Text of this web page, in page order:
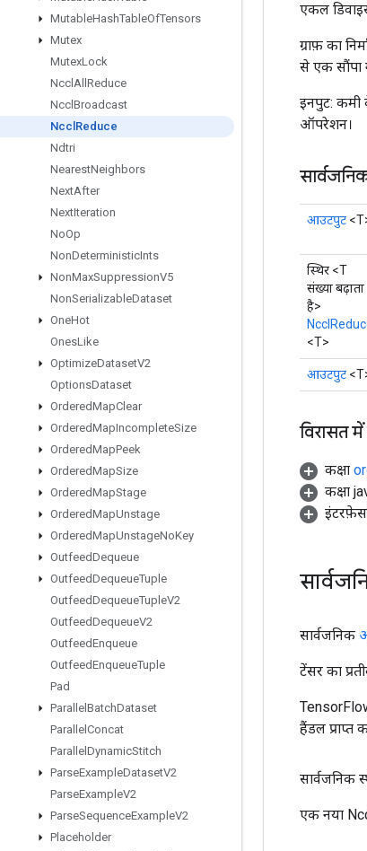
MutableHashTableOfTensors
Mutex
MutexLock
Nccl All Reduce
Nccl Broadcast
Nccl Reduce
Ndtri
NearestNeighbors
NextAfter
NextIteration
NoOp
NonDeterministicInts
NonMaxSuppressionV5
NonSerializableDataset
OneHot
OnesLike
OptimizeDatasetV2
OptionsDataset
OrderedMapClear
OrderedMapIncompleteSize
OrderedMapPeek
OrderedMapSize
OrderedMapStage
OrderedMapUnstage
OrderedMapUnstageNoKey
OutfeedDequeue
OutfeedDequeueTuple
OutfeedDequeueTupleV2
OutfeedDequeueV2
OutfeedEnqueue
OutfeedEnqueueTuple
Pad
Parallel BatchDataset
Parallel Concat
Parallel DynamicStitch
ParseExampleDatasetV2
ParseExampleV2
ParseSequenceExampleV2
Placeholder
एकल
ग्राफ़ का
से एक सौंपा
इनपुट: कमी
ऑपरेशन।
आउटपुट
स्थिर <T
संख्या बढ़ाता
है>
<T>
आउटपुट
विरासत में
कक्षा
कक्षा
इंटरफ़ेस
सार्वजनिक
टेंसर का
हैंडल प्राप्त
सार्वजनिक
एक नया